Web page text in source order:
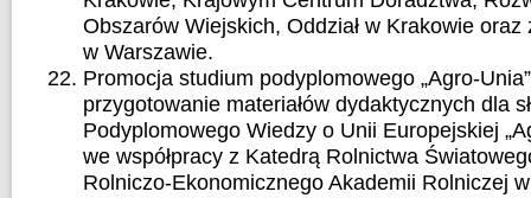
Obszarów Wiejskich, Oddział w Krakowie
w Warszawie.
Promocja studium podyplomowego „Agro-
przygotowanie materiałów dydaktycznych dla
Podyplomowego Wiedzy o Unii Europejskiej
we współpracy z Katedrą Rolnictwa
Rolniczo-Ekonomicznego Akademii Rolniczej